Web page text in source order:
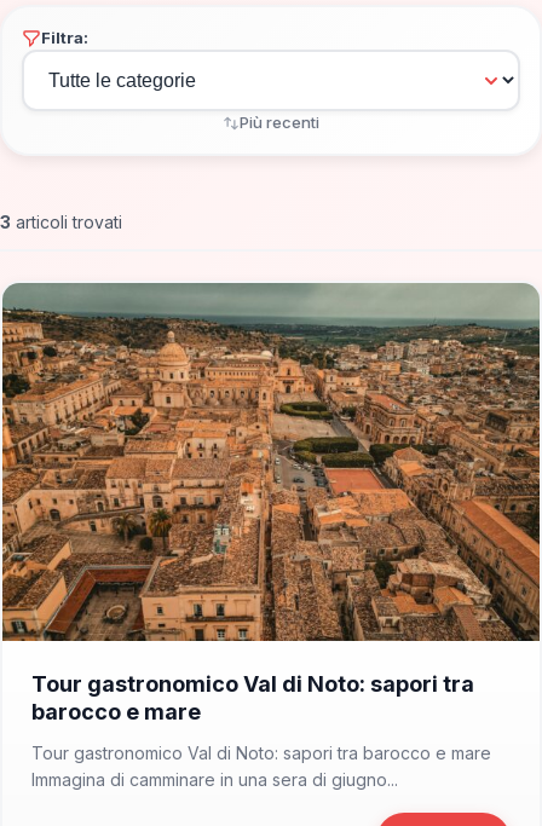
Filtra:
Più recenti
3 articoli trovati
Tour gastronomico Val di Noto: sapori tra
barocco e mare
Tour gastronomico Val di Noto: sapori tra barocco e mare
Immagina di camminare in una sera di giugno...